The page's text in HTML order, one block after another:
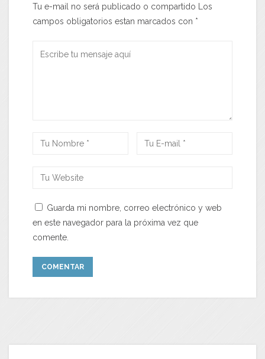
Tu e-mail no será publicado o compartido Los
campos obligatorios estan marcados con *
Guarda mi nombre, correo electrónico y web
en este navegador para la próxima vez que
comente.